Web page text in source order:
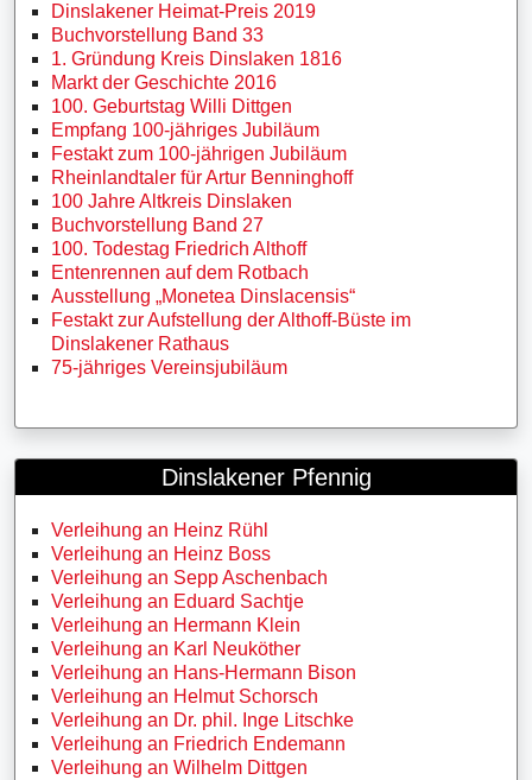
Dinslakener Heimat-Preis 2019
Buchvorstellung Band 33
1. Gründung Kreis Dinslaken 1816
Markt der Geschichte 2016
100. Geburtstag Willi Dittgen
Empfang 100-jähriges Jubiläum
Festakt zum 100-jährigen Jubiläum
Rheinlandtaler für Artur Benninghoff
100 Jahre Altkreis Dinslaken
Buchvorstellung Band 27
100. Todestag Friedrich Althoff
Entenrennen auf dem Rotbach
Ausstellung „Monetea Dinslacensis“
Festakt zur Aufstellung der Althoff-Büste im
Dinslakener Rathaus
75-jähriges Vereinsjubiläum
Dinslakener Pfennig
Verleihung an Heinz Rühl
Verleihung an Heinz Boss
Verleihung an Sepp Aschenbach
Verleihung an Eduard Sachtje
Verleihung an Hermann Klein
Verleihung an Karl Neuköther
Verleihung an Hans-Hermann Bison
Verleihung an Helmut Schorsch
Verleihung an Dr. phil. Inge Litschke
Verleihung an Friedrich Endemann
Verleihung an Wilhelm Dittgen